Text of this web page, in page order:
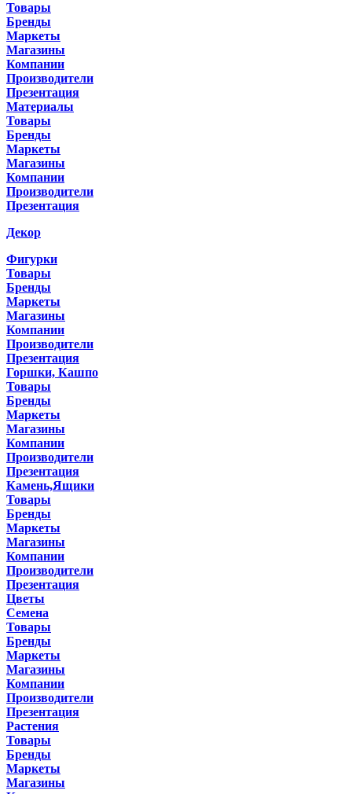
Товары
Бренды
Маркеты
Магазины
Компании
Производители
Презентация
Материалы
Товары
Бренды
Маркеты
Магазины
Компании
Производители
Презентация
Декор
Фигурки
Товары
Бренды
Маркеты
Магазины
Компании
Производители
Презентация
Горшки, Кашпо
Товары
Бренды
Маркеты
Магазины
Компании
Производители
Презентация
Камень,Ящики
Товары
Бренды
Маркеты
Магазины
Компании
Производители
Презентация
Цветы
Семена
Товары
Бренды
Маркеты
Магазины
Компании
Производители
Презентация
Растения
Товары
Бренды
Маркеты
Магазины